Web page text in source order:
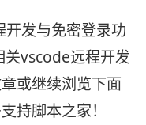
发与免密登录功
关vscode远程开发
或继续浏览下面
持脚本之家！